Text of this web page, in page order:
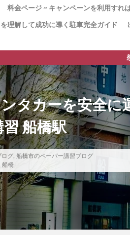
料金ページ ~ キャンペーンを利用すれ
1番人気！180分x３回パック 迷った
「とにかく安全運転」コース ペーパ
お試し120分のペーパードライバー講
回数券１２（3時間x12回）教習所か
「キャンペーン」で安く質の高いペ
初心者講習 –免許取得1年以内–
値段の理由 なぜ高い!?ペーパードラ
理解して成功に導く駐車完全ガイド
怒られない、質の
タカーを安全に
船橋駅
ログ, 船橋市のペーパー講習ブログ
船橋